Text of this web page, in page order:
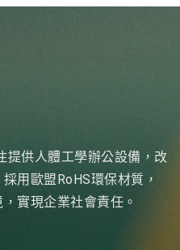
提供人體工學辦公設備，改
用歐盟RoHS環保材質，
實現企業社會責任。